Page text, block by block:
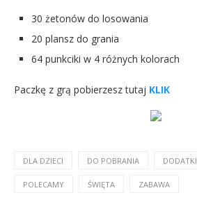
30 żetonów do losowania
20 plansz do grania
64 punkciki w 4 różnych kolorach
Paczkę z grą pobierzesz tutaj KLIK
DLA DZIECI DO POBRANIA DODATKI
POLECAMY ŚWIĘTA ZABAWA